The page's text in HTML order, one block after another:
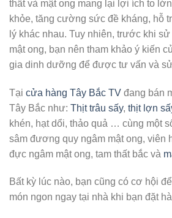
thất và mật ong mang lại lợi ích to
khỏe, tăng cường sức đề kháng, hỗ
lý khác nhau. Tuy nhiên, trước khi
mật ong, bạn nên tham khảo ý kiến
gia dinh dưỡng để được tư vấn và
Tại cửa hàng Tây Bắc TV đang bán
Tây Bắc như: Thịt trâu sấy, thịt lợn
khén, hạt dổi, thảo quả … cùng một
sâm đương quy ngâm mật ong, viên
đực ngâm mật ong, tam thất bắc và
Bất kỳ lúc nào, bạn cũng có cơ hội
món ngon ngay tại nhà khi bạn đặt